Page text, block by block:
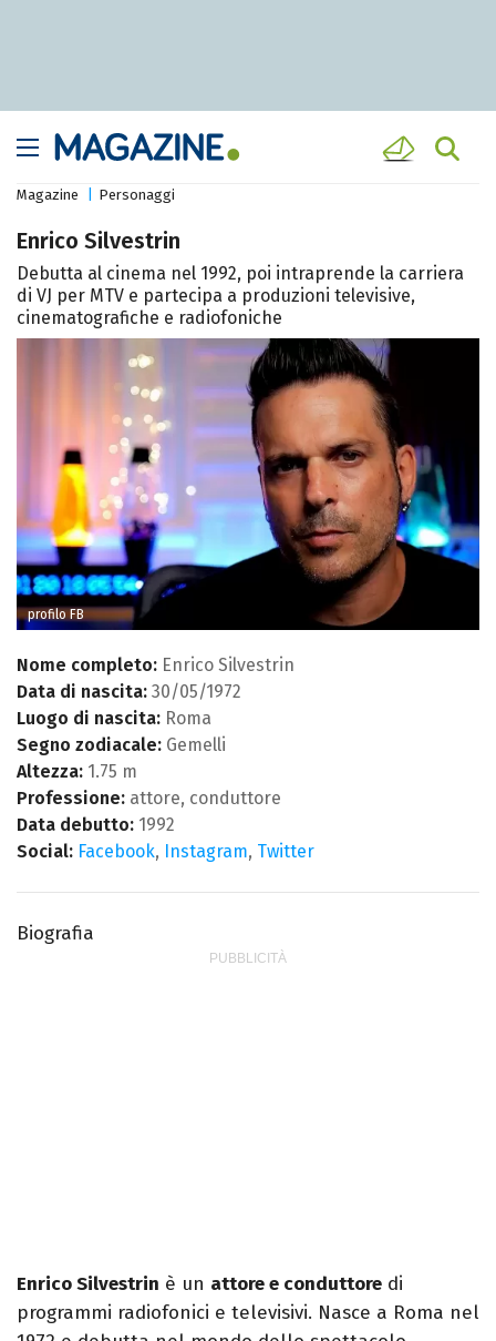
Magazine Personaggi
Enrico Silvestrin
Debutta al cinema nel 1992, poi intraprende la carriera
di VJ per MTV e partecipa a produzioni televisive,
cinematografiche e radiofoniche
profilo FB
Nome completo: Enrico Silvestrin
Data di nascita: 30/05/1972
Luogo di nascita: Roma
Segno zodiacale: Gemelli
Altezza: 1.75 m
Professione: attore, conduttore
Data debutto: 1992
Social: Facebook, Instagram, Twitter
Biografia
Enrico Silvestrin è un attore e conduttore di
programmi radiofonici e televisivi. Nasce a Roma nel